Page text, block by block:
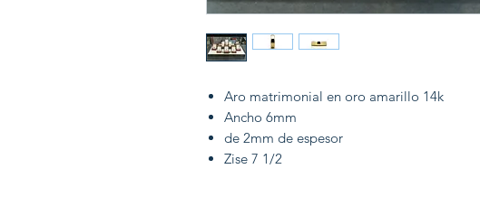
Aro matrimonial en oro amarillo 14k
Ancho 6mm
de 2mm de espesor
Zise 7 1/2